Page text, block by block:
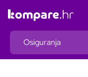
Osiguranja